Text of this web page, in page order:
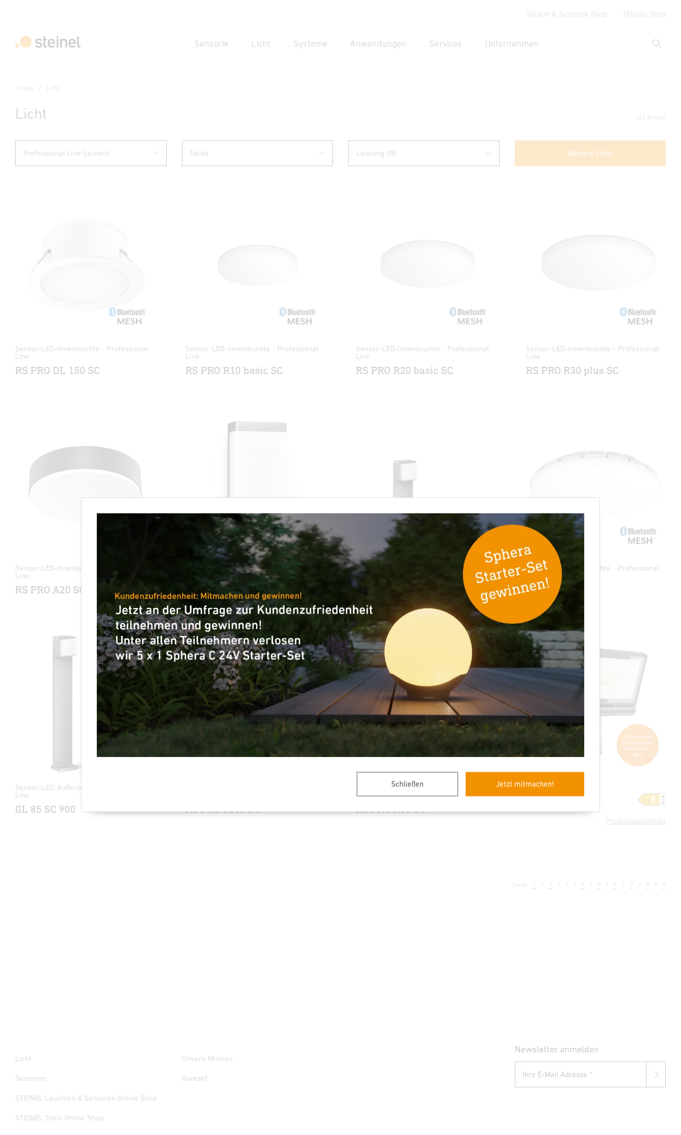
🛒Licht & Sensorik Shop 🛒Tools Shop
Sensorik Licht Systeme Anwendungen Services Unternehmen
Suche
×
Schließen Jetzt mitmachen!
Group Licht
Licht 161 Artikel
Weitere Filter
Professional Line (ja/nein) Farbe Leistung (W)
Sensor-LED-Innenleuchte - Professional
Line
RS PRO DL 150 SC
Sensor-LED-Innenleuchte - Professional
Line
RS PRO R10 basic SC
Sensor-LED-Innenleuchte - Professional
Line
RS PRO R20 basic SC
Sensor-LED-Innenleuchte - Professional
Line
RS PRO R30 plus SC
Sensor-LED-Innenleuchte - Professional
Line
RS PRO A20 SC
Sensor-LED-Außenleuchte
L 271 digi SC
Sensor-LED-Außenleuchte - Professional
Line
GL 85 SC 600
Sensor-LED-Innenleuchte - Professional
Line
RS PRO S30 SC
Sensor-LED-Außenleuchte - Professional
Line
GL 85 SC 900 RS PRO 5100 SC
Sensor-LED-Innenleuchte - Professional
Line
RS PRO A30 SC
XLED CAM2 SC anthrazit ×
Produktdatenblatt
Sensor-LED-Strahler
Seite 1 2 3 4 5 6 7 8 9
Licht
Sensoren
STEINEL Leuchten & Sensoren Online Shop
STEINEL Tools Online Shop
Unsere Mission
Kontakt
Newsletter anmelden
Ihre E-Mail Adresse